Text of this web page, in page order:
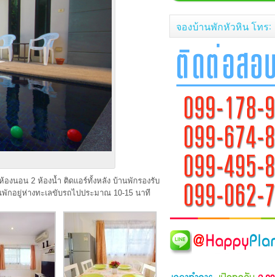
งนอน 2 ห้องน้ำ ติดแอร์ทั้งหลัง บ้านพักรองรับ
กอยู่ห่างทะเลขับรถไปประมาณ 10-15 นาที
จองบ้านพักหัวหิน โทร: